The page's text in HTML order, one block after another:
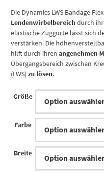
Die Dynamics LWS Bandage
Lendenwirbelbereichdurch
elastische Zuggurte lässt sich
verstärken. Die
hilft durch ihrenangenehmen
Übergangsbereich zwischen
(LWS)zu lösen.
Größe
Farbe
Breite